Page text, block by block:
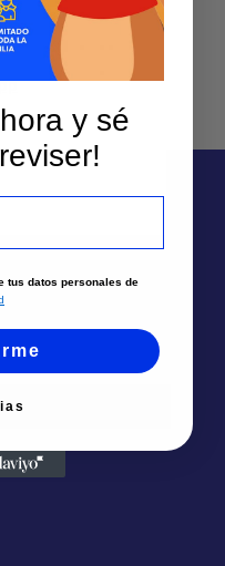
y sé
tus datos personales de